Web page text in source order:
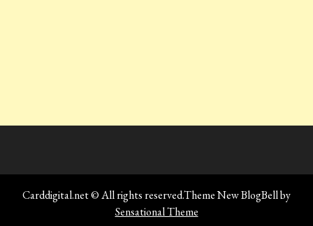
Carddigital.net © All rights reserved.Theme New BlogBell by
Sensational Theme